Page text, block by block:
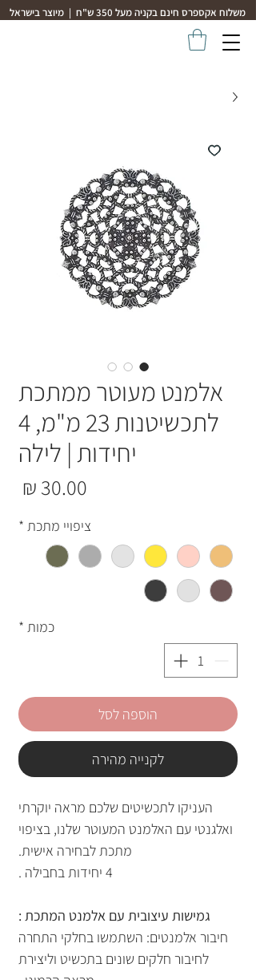
משלוח אקספרס חינם בקניה מעל 350 ש"ח | מיוצר בישראל
אלמנט מעוטר ממתכת
לתכשיטנות 23 מ"מ, 4
יחידות | לילה
ציפויי מתכת *
כמות *
הוספה לסל
לקנייה מהירה
העניקו לתכשיטים שלכם מראה יוקרתי
ואלגנטי עם האלמנט המעוטר שלנו, בציפוי
מתכת לבחירה אישית.
4 יחידות בחבילה .
גמישות עיצובית עם אלמנט המתכת :
חיבור אלמנטים: השתמשו בחלקי התחרה
לחיבור חלקים שונים בתכשיט וליצירת